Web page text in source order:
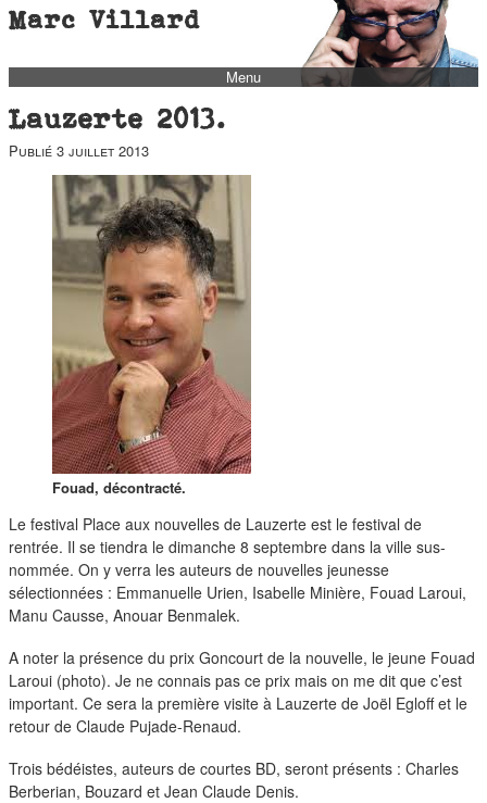
Marc Villard
Menu
filmo
barbès
music
autofiction
interviews
famille
blog
short stories
Lauzerte 2013.
Publié 3 juillet 2013
Fouad, décontracté.
Le festival Place aux nouvelles de Lauzerte est le festival de
rentrée. Il se tiendra le dimanche 8 septembre dans la ville sus-
nommée. On y verra les auteurs de nouvelles jeunesse
sélectionnées : Emmanuelle Urien, Isabelle Minière, Fouad Laroui,
Manu Causse, Anouar Benmalek.
A noter la présence du prix Goncourt de la nouvelle, le jeune Fouad
Laroui (photo). Je ne connais pas ce prix mais on me dit que c’est
important. Ce sera la première visite à Lauzerte de Joël Egloff et le
retour de Claude Pujade-Renaud.
Trois bédéistes, auteurs de courtes BD, seront présents : Charles
Berberian, Bouzard et Jean Claude Denis.